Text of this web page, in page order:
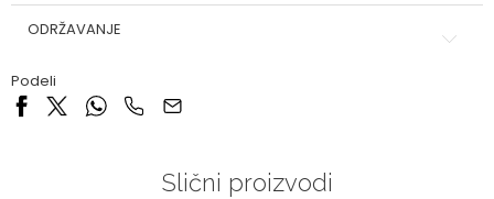
ODRŽAVANJE
Podeli
Slični proizvodi